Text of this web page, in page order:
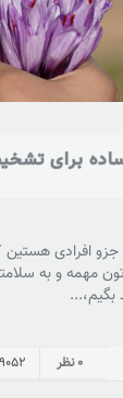
افرادی هستین
مهمه و به
بگیم،...
0 نظر 9052